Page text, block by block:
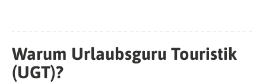
Warum Urlaubsguru Touristik
(UGT)?